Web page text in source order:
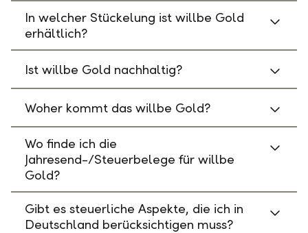
In welcher Stückelung ist willbe Gold
erhältlich?
Ist willbe Gold nachhaltig?
Woher kommt das willbe Gold?
Wo finde ich die
Jahresend-/Steuerbelege für willbe
Gold?
Gibt es steuerliche Aspekte, die ich in
Deutschland berücksichtigen muss?